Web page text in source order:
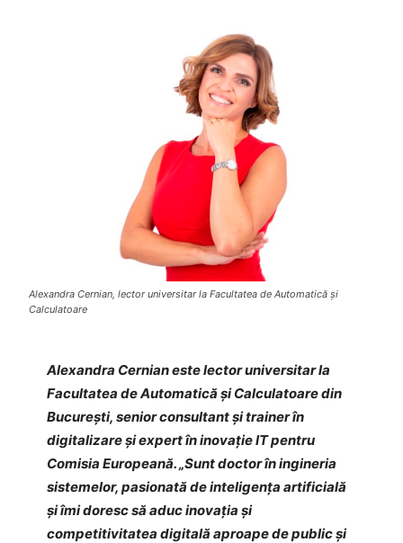
Alexandra Cernian, lector universitar la Facultatea de Automatică și
Calculatoare
Alexandra Cernian este lector universitar la
Facultatea de Automatică și Calculatoare din
București, senior consultant și trainer în
digitalizare și expert în inovație IT pentru
Comisia Europeană. „Sunt doctor în ingineria
sistemelor, pasionată de inteligența artificială
și îmi doresc să aduc inovația și
competitivitatea digitală aproape de public și